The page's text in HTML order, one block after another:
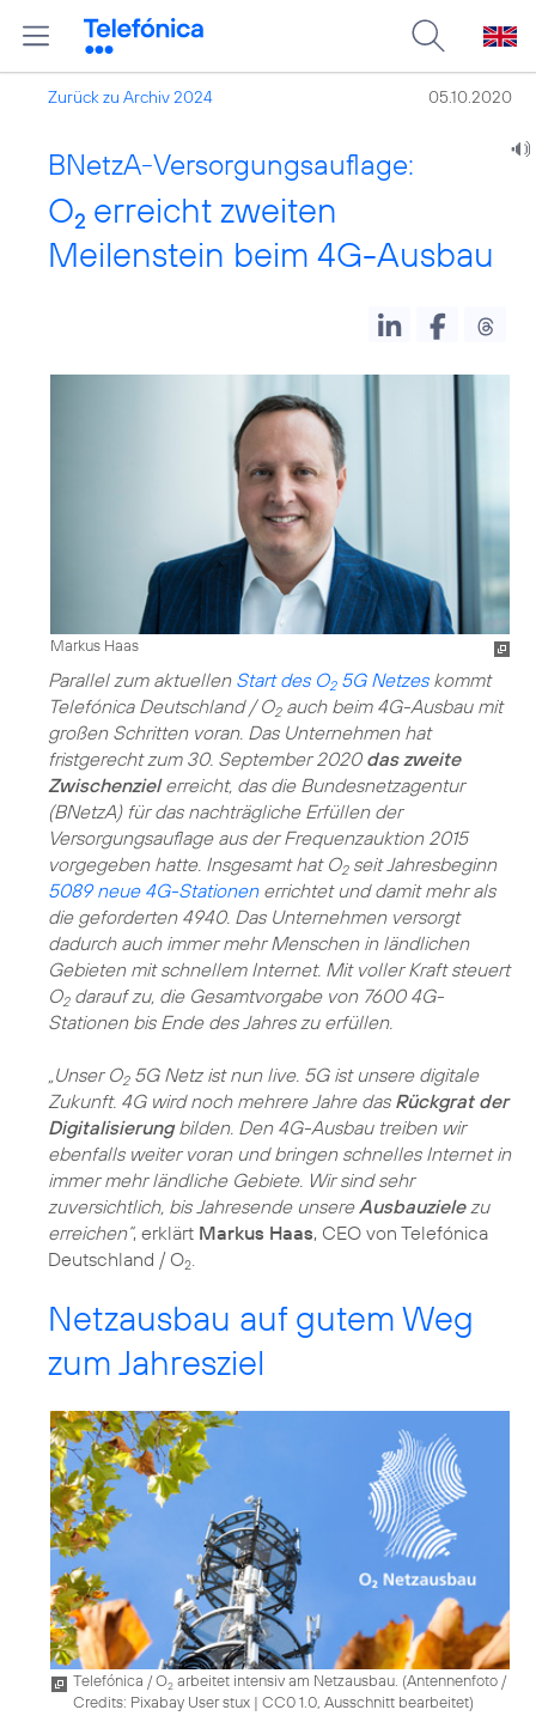
Zurück zu Archiv 2024 05.10.2020
BNetzA-Versorgungsauflage:
O2 erreicht zweiten
Meilenstein beim 4G-Ausbau
Markus Haas
Parallel zum aktuellen Start des O25G Netzeskommt
Telefónica Deutschland / O2auch beim 4G-Ausbau mit
großen Schritten voran. Das Unternehmen hat
fristgerecht zum 30. September 2020 das zweite
Zwischenzielerreicht, das die Bundesnetzagentur
(BNetzA) für das nachträgliche Erfüllen der
Versorgungsauflage aus der Frequenzauktion 2015
vorgegeben hatte. Insgesamt hat O2seit Jahresbeginn
5089 neue 4G-Stationenerrichtet und damit mehr als
die geforderten 4940. Das Unternehmen versorgt
dadurch auch immer mehr Menschen in ländlichen
Gebieten mit schnellem Internet. Mit voller Kraft steuert
O2darauf zu, die Gesamtvorgabe von 7600 4G-
Stationen bis Ende des Jahres zu erfüllen.
„Unser O25G Netz ist nun live. 5G ist unsere digitale
Zukunft. 4G wird noch mehrere Jahre das Rückgrat der
Digitalisierungbilden. Den 4G-Ausbau treiben wir
ebenfalls weiter voran und bringen schnelles Internet in
immer mehr ländliche Gebiete. Wir sind sehr
zuversichtlich, bis Jahresende unsereAusbauzielezu
erreichen“, erklärt Markus Haas, CEO von Telefónica
Deutschland / O2
Netzausbau auf gutem Weg
zum Jahresziel
Telefónica / O2 arbeitet intensiv am Netzausbau. (Antennenfoto /
Credits: Pixabay User stux | CC0 1.0, Ausschnitt bearbeitet)